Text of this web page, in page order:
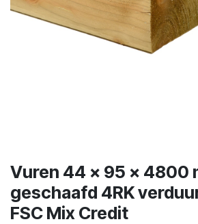
Vuren 44 x 95 x 4800
geschaafd 4RK
FSC Mix Credit